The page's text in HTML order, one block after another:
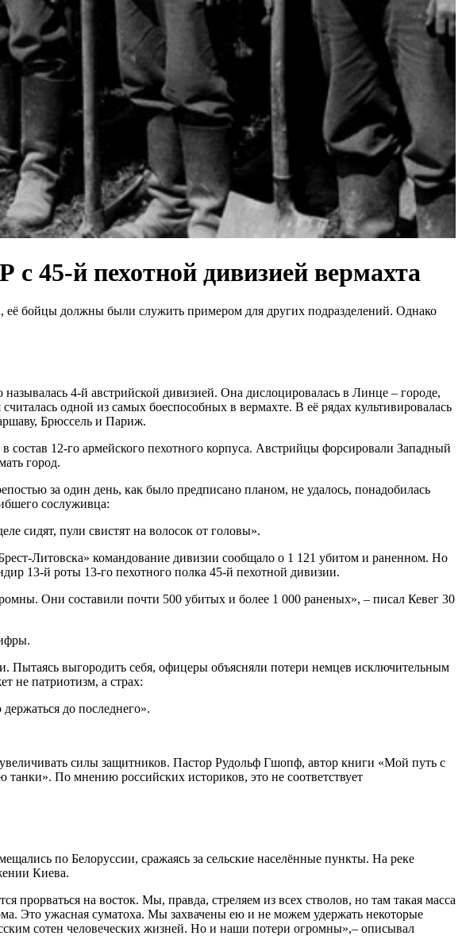
45-й пехотной дивизией вермахта
её бойцы должны были служить примером для других подразделений. Однако
4-й австрийской дивизией. Она дислоцировалась в Линце – городе,
одной из самых боеспособных в вермахте. В её рядах культивировалась
Брюссель и Париж.
12-го армейского пехотного корпуса. Австрийцы форсировали Западный
город.
за один день, как было предписано планом, не удалось, понадобилась
сослуживца:
сидят, пули свистят на волосок от головы».
Литовска» командование дивизии сообщало о 1 121 убитом и раненном. Но
13-й роты 13-го пехотного полка 45-й пехотной дивизии.
Они составили почти 500 убитых и более 1 000 раненых», – писал Кевег 30
Пытаясь выгородить себя, офицеры объясняли потери немцев исключительным
не патриотизм, а страх:
до последнего».
силы защитников. Пастор Рудольф Гшопф, автор книги «Мой путь с
По мнению российских историков, это не соответствует
по Белоруссии, сражаясь за сельские населённые пункты. На реке
Киева.
на восток. Мы, правда, стреляем из всех стволов, но там такая масса
Это ужасная суматоха. Мы захвачены ею и не можем удержать некоторые
сотен человеческих жизней. Но и наши потери огромны»,– описывал